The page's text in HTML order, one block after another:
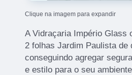
Clique na imagem para expandir
A Vidraçaria Império Glass
2 folhas Jardim Paulista de
conseguindo agregar
e estilo para o seu